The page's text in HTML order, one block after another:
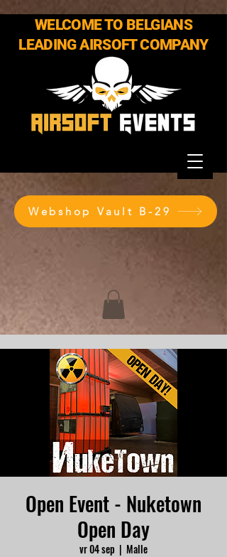
WELCOME TO BELGIANS
LEADING AIRSOFT COMPANY
Webshop Vault B-29
Open Event - Nuketown
Open Day
vr 04 sep
  |
Malle